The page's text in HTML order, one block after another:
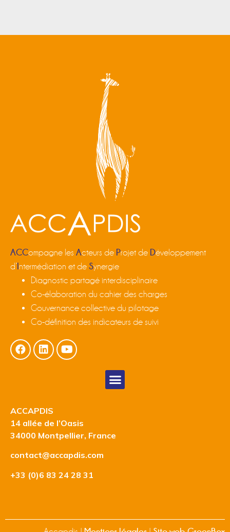
ACCompagne les Acteurs de Projet de Développement
d’Intermédiation et de Synergie
Diagnostic partagé interdisciplinaire
Co-élaboration du cahier des charges
Gouvernance collective du pilotage
Co-définition des indicateurs de suivi
ACCAPDIS
14 allée de l’Oasis
34000 Montpellier, France
contact@accapdis.com
+33 (0)6 83 24 28 31